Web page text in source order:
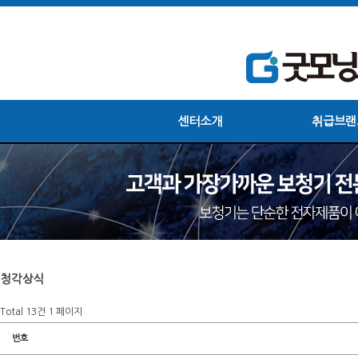
센터소개 취급브
청각상식
Total 13건 1 페이지
번호